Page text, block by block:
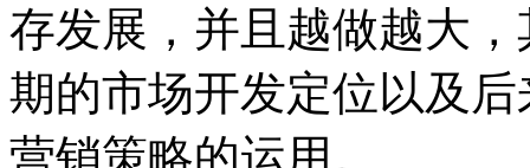
存发展，并且越做越大
期的市场开发定位以及
营销策略的运用。